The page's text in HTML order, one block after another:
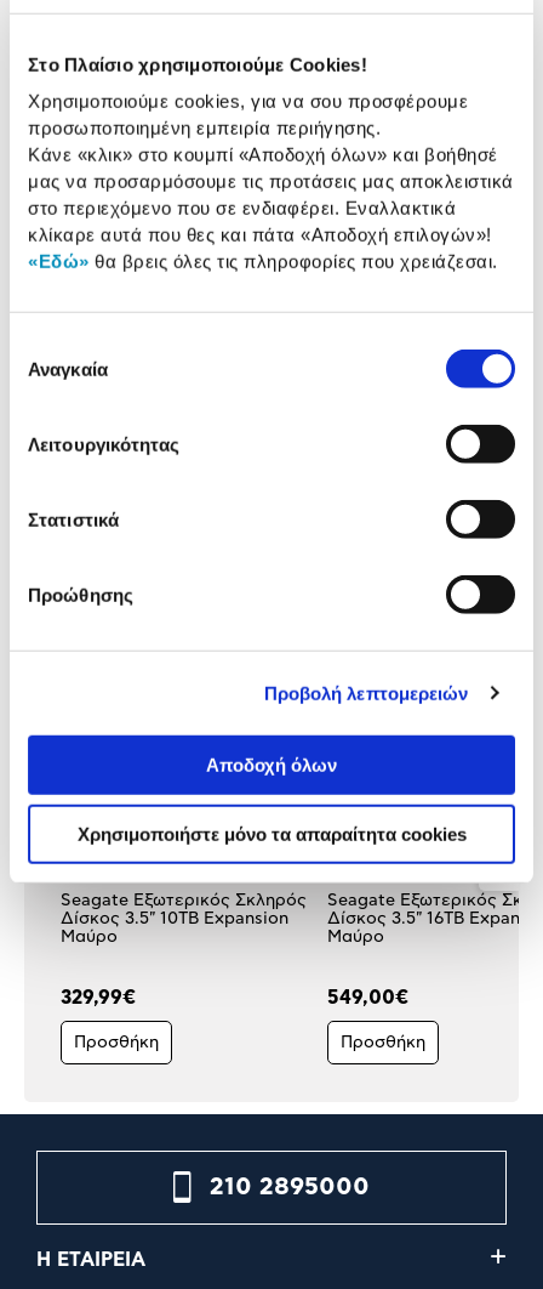
Στο Πλαίσιο χρησιμοποιούμε Cookies!
Χρησιμοποιούμε cookies, για να σου προσφέρουμε
προσωποποιημένη εμπειρία περιήγησης.
Κάνε «κλικ» στο κουμπί «Αποδοχή όλων» και βοήθησέ
μας να προσαρμόσουμε τις προτάσεις μας αποκλειστικά
στο περιεχόμενο που σε ενδιαφέρει. Εναλλακτικά
κλίκαρε αυτά που θες και πάτα «Αποδοχή επιλογών»!
«Εδώ» θα βρεις όλες τις πληροφορίες που χρειάζεσαι.
συγκατάθεσης
Αναγκαία
Λειτουργικότητας
Στατιστικά
Προώθησης
Προβολή λεπτομερειών
Αποδοχή όλων
Χρησιμοποιήστε μόνο τα απαραίτητα cookies
Χαρακτηριστικά
Χωρητικότητα:
3.5"
Σύνδεση: USB 3.2 Gen 1
Αναλυτική
προϊόντος
Κάτι μας λέει πως τα παρακάτω
Seagate Εξωτερικός Σκληρός
Δίσκος 3.5" 10TB Expansion
Μαύρο
329,99€
Προσθήκη
Seagate Εξωτερικός
Δίσκος 3.5" 16TB
Μαύρο
549,00€
Προσθήκη
210 2895000
Η ΕΤΑΙΡΕΙΑ